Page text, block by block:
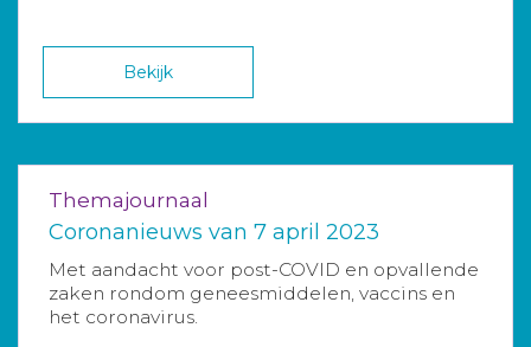
Bekijk
Themajournaal
Coronanieuws van 7 april 2023
Met aandacht voor post-COVID en opvallende
zaken rondom geneesmiddelen, vaccins en
het coronavirus.